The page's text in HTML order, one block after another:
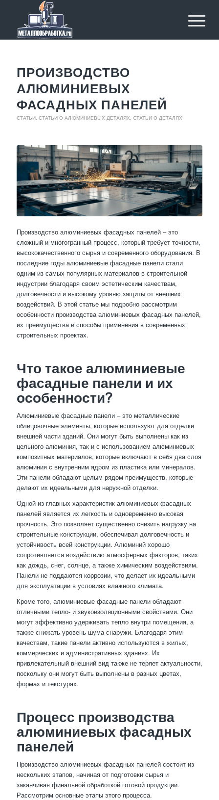
ПРОИЗВОДСТВО
АЛЮМИНИЕВЫХ
ФАСАДНЫХ ПАНЕЛЕЙ
СТАТЬИ, СТАТЬИ О АЛЮМИНИЕВЫХ ДЕТАЛЯХ СТАТЬИ О ДЕТАЛЯХ
Производство алюминиевых фасадных панелей – это
сложный и многогранный процесс, который требует точности,
высококачественного сырья и современного оборудования. В
последние годы алюминиевые фасадные панели стали
одним из самых популярных материалов в строительной
индустрии благодаря своим эстетическим качествам,
долговечности и высокому уровню защиты от внешних
воздействий. В этой статье мы подробно рассмотрим
особенности производства алюминиевых фасадных панелей,
их преимущества и способы применения в современных
строительных проектах.
Что такое алюминиевые
фасадные панели и их
особенности?
Алюминиевые фасадные панели – это металлические
облицовочные элементы, которые используют для отделки
внешней части зданий. Они могут быть выполнены как из
цельного алюминия, так и с использованием алюминиевых
композитных материалов, которые включают в себя два слоя
алюминия с внутренним ядром из пластика или минералов.
Эти панели обладают целым рядом преимуществ, которые
делают их идеальными для наружной отделки.
Одной из главных характеристик алюминиевых фасадных
панелей является их легкость и одновременно высокая
прочность. Это позволяет существенно снизить нагрузку на
строительные конструкции, обеспечивая долговечность и
устойчивость всей конструкции. Алюминий хорошо
сопротивляется воздействию атмосферных факторов, таких
как дождь, снег, солнце, а также химическим воздействиям.
Панели не поддаются коррозии, что делает их идеальными
для эксплуатации в условиях влажного климата.
Кроме того, алюминиевые фасадные панели обладают
отличными тепло- и звукоизоляционными свойствами. Они
могут эффективно удерживать тепло внутри помещения, а
также снижать уровень шума снаружи. Благодаря этим
качествам, такие панели активно используются в жилых,
коммерческих и административных зданиях. Их
привлекательный внешний вид также не теряет актуальности,
поскольку они могут быть выполнены в разных цветах,
формах и текстурах.
Процесс производства
алюминиевых фасадных
панелей
Производство алюминиевых фасадных панелей состоит из
нескольких этапов, начиная от подготовки сырья и
заканчивая финальной обработкой готовой продукции.
Рассмотрим основные этапы этого процесса.